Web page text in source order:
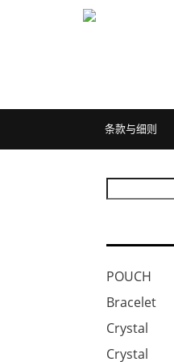
条款与细则
POUCH
Bracelet
Crystal
Crystal